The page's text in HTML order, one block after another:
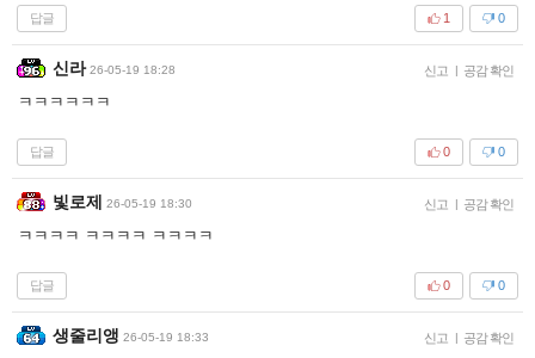
답글 0
1
신라 26-05-19 18:28 신고 | 공감 확인
ㅋㅋㅋㅋㅋㅋ
답글 0
0
빛로제 26-05-19 18:30 신고 | 공감 확인
ㅋㅋㅋㅋ ㅋㅋㅋㅋ ㅋㅋㅋㅋ
답글 0
0
생줄리앵 26-05-19 18:33 신고 | 공감 확인